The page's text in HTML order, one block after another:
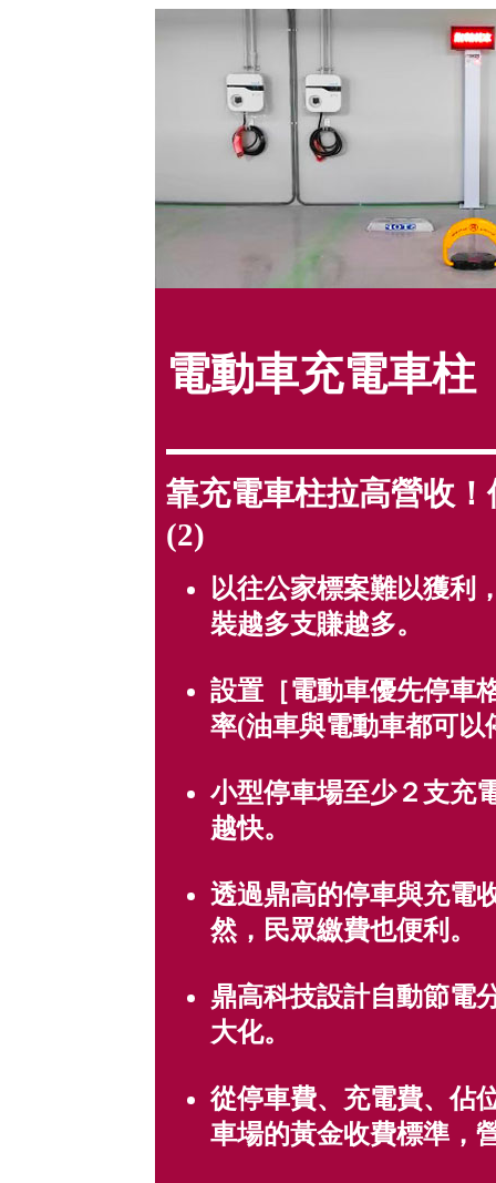
電動車充電車柱
靠充電車柱拉高營收
(2)
以往公家標案難以獲利
裝越多支賺越多。
設置［電動車優先停車
率(油車與電動車都可以
小型停車場至少２支充
越快。
透過鼎高的停車與充電
然，民眾繳費也便利。
鼎高科技設計自動節電
大化。
從停車費、充電費、佔
車場的黃金收費標準，